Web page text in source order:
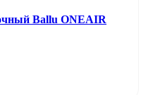
Ballu ONEAIR